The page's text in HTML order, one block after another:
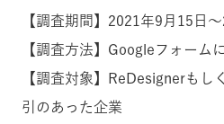
【調査期間】2021年9月15日
【調査方法】Googleフォーム
【調査対象】ReDesignerもし
引のあった企業